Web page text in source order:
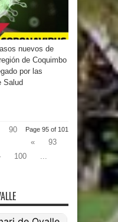
nuevos de
de Coquimbo
por las
Salud
Page 95 of 101
90
«
93
100